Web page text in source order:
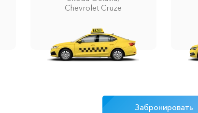
Chevrolet Cruze
Забронировать